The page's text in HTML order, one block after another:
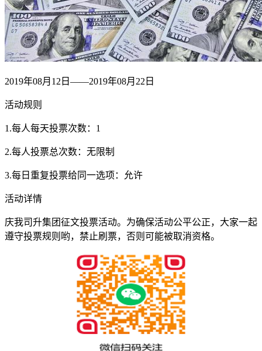
2019年08月12日——2019年08月22日
活动规则
1.每人每天投票次数：1
2.每人投票总次数：无限制
3.每日重复投票给同一选项：允许
活动详情
庆我司升集团征文投票活动。为确保活动公平公正，大家一起
遵守投票规则哟，禁止刷票，否则可能被取消资格。